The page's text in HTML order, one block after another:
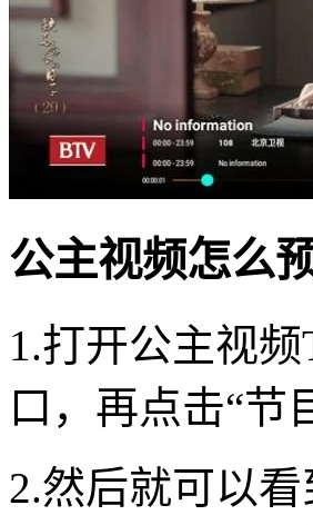
公主视频怎么
1.打开公主视
口，再点击“节
2.然后就可以